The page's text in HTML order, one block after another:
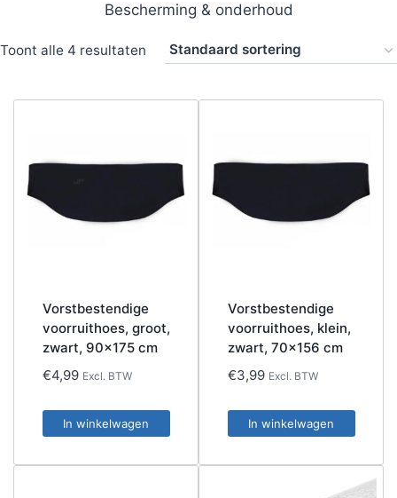
Bescherming & onderhoud
Toont alle 4 resultaten
Vorstbestendige
voorruithoes, groot,
zwart, 90×175 cm
€4,99 Excl. BTW
In winkelwagen
Vorstbestendige
voorruithoes, klein,
zwart, 70×156 cm
€3,99 Excl. BTW
In winkelwagen